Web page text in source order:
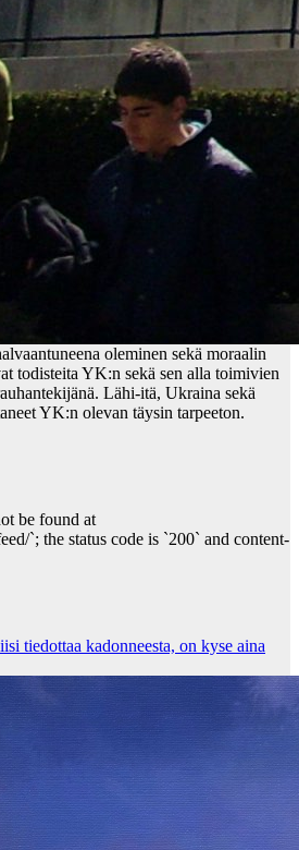
oleminen sekä moraalin
todisteita YK:n sekä sen alla toimivien
Lähi-itä, Ukraina sekä
YK:n olevan täysin tarpeeton.
be found at
`; the status code is `200` and content-
tiedottaa kadonneesta, on kyse aina